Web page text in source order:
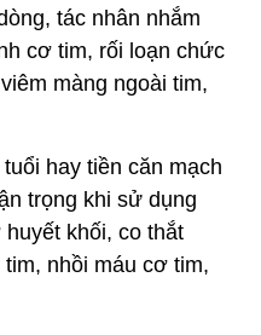
tác nhân nhắm
cơ tim, rối loạn chức
màng ngoài tim,
hay tiền căn mạch
trọng khi sử dụng
khối, co thắt
nhồi máu cơ tim,